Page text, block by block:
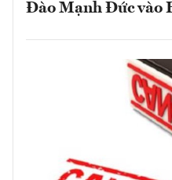
Đào Mạnh Đức vào